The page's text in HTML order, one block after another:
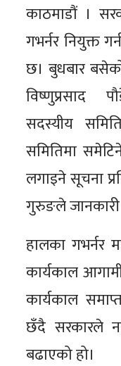
काठमाडौं ।
गभर्नर नियुक्त
छ। बुधबार
विष्णुप्रसाद
सदस्यीय
समितिमा
लगाइने सूचना
गुरुङले
हालका गभर्नर
कार्यकाल
कार्यकाल
छँदै सरकारले
बढाएको हो।